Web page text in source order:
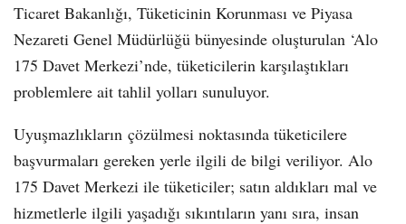
Ticaret Bakanlığı, Tüketicinin Korunması ve Piyasa
Nezareti Genel Müdürlüğü bünyesinde oluşturulan ‘Alo
175 Davet Merkezi’nde, tüketicilerin karşılaştıkları
problemlere ait tahlil yolları sunuluyor.
Uyuşmazlıkların çözülmesi noktasında tüketicilere
başvurmaları gereken yerle ilgili de bilgi veriliyor. Alo
175 Davet Merkezi ile tüketiciler; satın aldıkları mal ve
hizmetlerle ilgili yaşadığı sıkıntıların yanı sıra, insan